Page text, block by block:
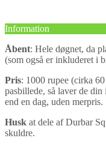
Information
Åbent: Hele døgnet, da
(som også er inkluderet i
Pris: 1000 rupee (cirka
pasbillede, så laver de
end en dag, uden merpris.
Husk at dele af Durbar
skuldre.